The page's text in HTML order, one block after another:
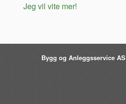
Jeg vil vite mer!
Bygg og Anleggsservice AS